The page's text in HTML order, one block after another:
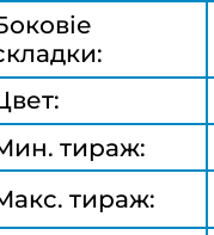
тираж:
тираж: